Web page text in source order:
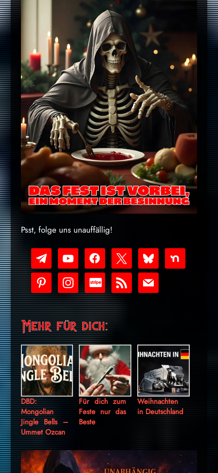
Psst, folge uns unauffällig!
telegram
youtube-
play
facebook bluesky nextdoor
pinterest instagramcc-
stripe
rss mail
Mehr für dich:
DBD:
Mongolian
Jingle Bells –
Ummet Ozcan
Für dich zum
Feste nur das
Beste
Weihnachten
in Deutschland